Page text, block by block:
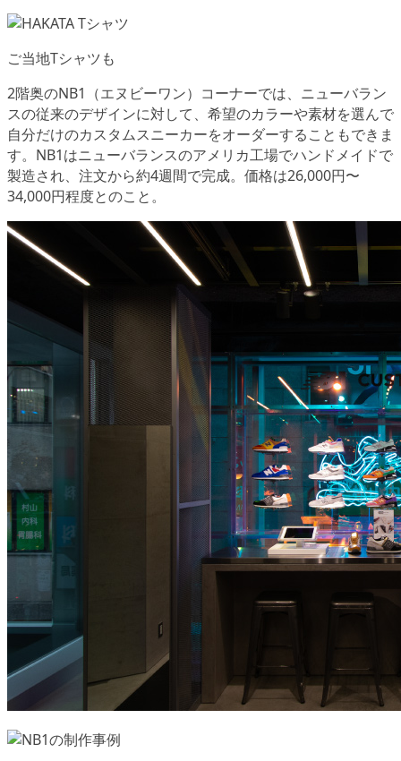
ご当地Tシャツも
2階奥のNB1（エヌビーワン）コーナーでは、ニューバラン
スの従来のデザインに対して、希望のカラーや素材を選んで
自分だけのカスタムスニーカーをオーダーすることもできま
す。NB1はニューバランスのアメリカ工場でハンドメイドで
製造され、注文から約4週間で完成。価格は26,000円〜
34,000円程度とのこと。